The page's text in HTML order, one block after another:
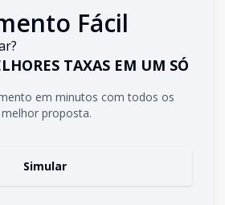
Fácil
TAXAS EM UM SÓ
em minutos com todos os
proposta.
Simular